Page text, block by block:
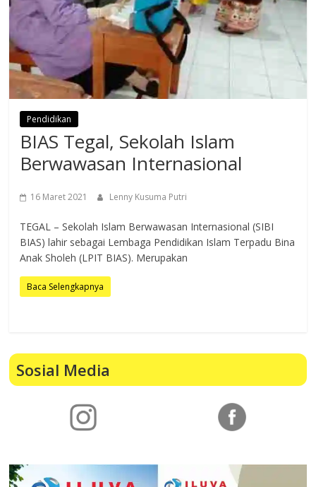
Pendidikan
BIAS Tegal, Sekolah Islam
Berwawasan Internasional
16 Maret 2021 Lenny Kusuma Putri
TEGAL – Sekolah Islam Berwawasan Internasional (SIBI
BIAS) lahir sebagai Lembaga Pendidikan Islam Terpadu Bina
Anak Sholeh (LPIT BIAS). Merupakan
Baca Selengkapnya
Sosial Media